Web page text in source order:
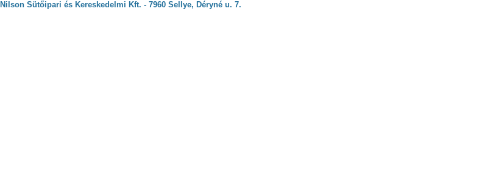
Nilson Sütőipari és Kereskedelmi Kft. - 7960 Sellye, Déryné u. 7.